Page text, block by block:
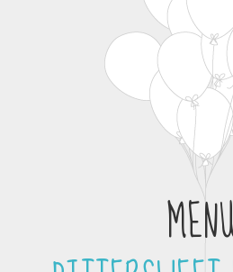
Skip to content